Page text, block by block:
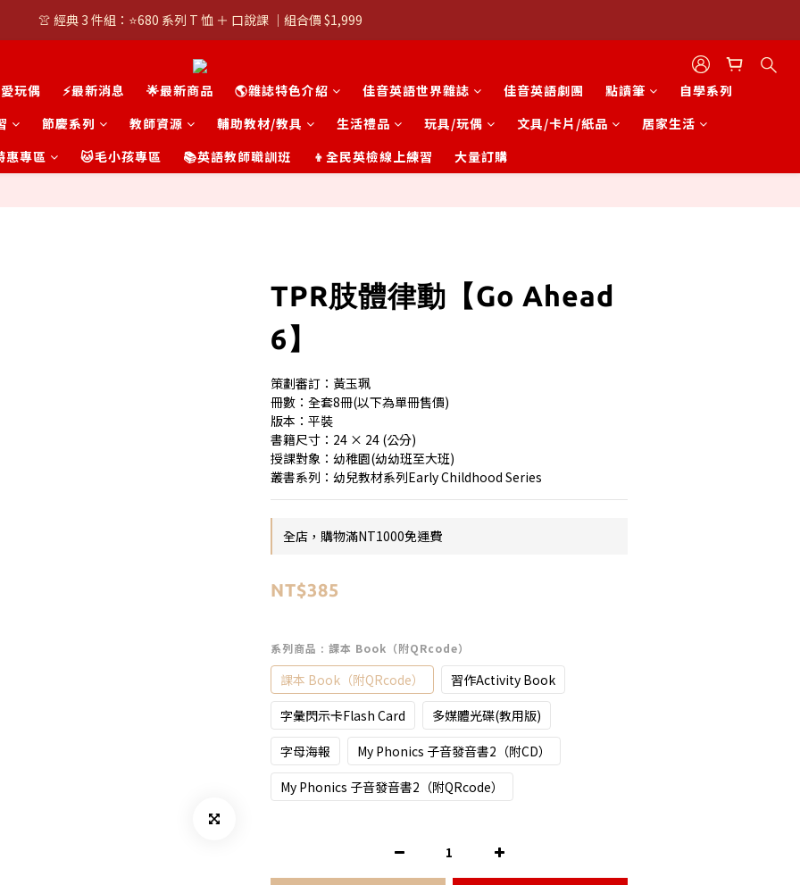
👚 經典 3 件組：⭐680 系列 T 恤 ＋ 口說課 ｜組合價 $1,999
👚 經典 3 件組：⭐680 系列 T 恤 ＋ 口說課 ｜組合價 $1,999
潮T任選兩件$1000
👚 經典 3 件組：⭐680 系列 T 恤 ＋ 口說課 ｜組合價 $1,999
玩偶 ⚡最新消息 🌟最新商品 🌎雜誌特色介紹 佳音英語世界雜誌 佳音英語劇團 點讀筆
自學系列
節慶系列 教師資源 輔助教材/教具 生活禮品 玩具/玩偶 文具/卡片/紙品
居家生活
專區
🐱毛小孩專區 📚英語教師職訓班 👦全民英檢線上練習 大量訂購
TPR肢體律動【Go Ahead
6】
策劃審訂：黃玉珮
冊數：全套8冊(以下為單冊售價)
版本：平裝
書籍尺寸：24 × 24 (公分)
授課對象：幼稚園(幼幼班至大班)
叢書系列：幼兒教材系列Early Childhood Series
全店，購物滿NT1000免運費
NT$385
系列商品 : 課本 Book（附QRcode）
課本 Book（附QRcode）
習作Activity Book
字彙閃示卡Flash Card
多媒體光碟(教用版)
字母海報
My Phonics 子音發音書2（附CD）
My Phonics 子音發音書2（附QRcode）